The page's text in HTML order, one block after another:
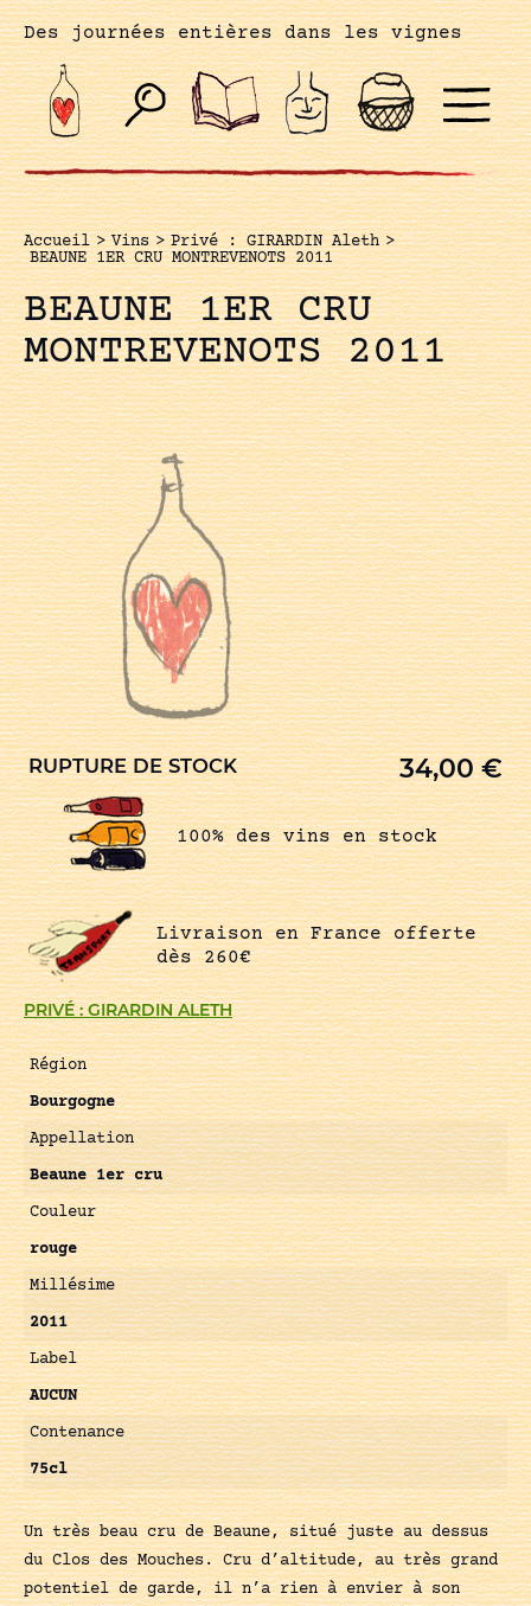
Des journées entières dans les vignes
Accueil > Vins > Privé : GIRARDIN Aleth >
BEAUNE 1ER CRU MONTREVENOTS 2011
BEAUNE 1ER CRU
MONTREVENOTS 2011
PRIVÉ : GIRARDIN ALETH
Région
Bourgogne
Appellation
Beaune 1er cru
Couleur
rouge
Millésime
2011
Label
AUCUN
Contenance
75cl
Un très beau cru de Beaune, situé juste au dessus
du Clos des Mouches. Cru d’altitude, au très grand
potentiel de garde, il n’a rien à envier à son
RUPTURE DE STOCK 34,00€
100% des vins en stock
Livraison en France offerte
dès 260€